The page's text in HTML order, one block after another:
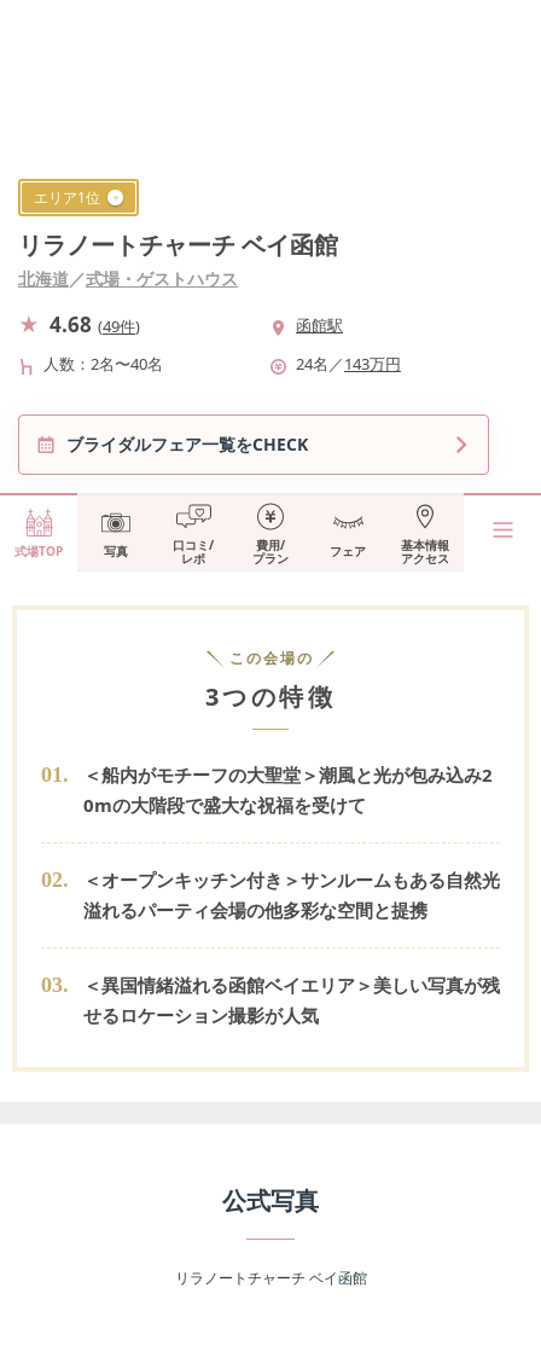
エリア1位
リラノートチャーチ ベイ函館
北海道／式場・ゲストハウス
4.68 (49件)
函館駅
人数
2名〜40名 24名 ／143万円
ブライダルフェア一覧をCHECK
式場TOP 写真 口コミ/
レポ
費用/
プラン フェア 基本情報
アクセス
この会場の
3つの特徴
01.
＜船内がモチーフの大聖堂＞潮風と光が包み込み2
0mの大階段で盛大な祝福を受けて
02.
＜オープンキッチン付き＞サンルームもある自然光
溢れるパーティ会場の他多彩な空間と提携
03.
＜異国情緒溢れる函館ベイエリア＞美しい写真が残
せるロケーション撮影が人気
公式写真
リラノートチャーチ ベイ函館